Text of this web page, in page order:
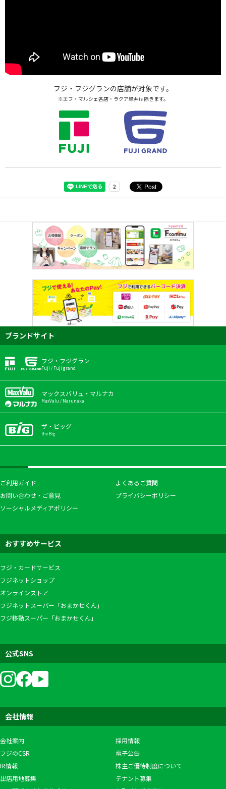
フジ・フジグランの店舗が対象です。
※エフ・マルシェ各店・ラクア緑井は除きます。
ブランドサイト
フジ・フジグラン
Fuji / Fuji grand
マックスバリュ・マルナカ
MaxValu / Marunaka
ザ・ビッグ
the Big
ご利用ガイド
よくあるご質問
お問い合わせ・ご意見
プライバシーポリシー
ソーシャルメディアポリシー
おすすめサービス
フジ・カードサービス
フジネットショップ
オンラインストア
フジネットスーパー「おまかせくん」
フジ移動スーパー「おまかせくん」
公式SNS
会社情報
会社案内
採用情報
フジのCSR
電子公告
IR情報
株主ご優待制度について
出店用地募集
テナント募集